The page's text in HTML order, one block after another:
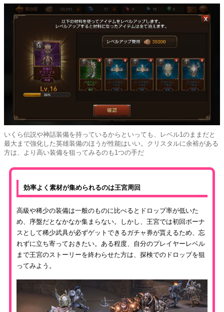
いくら伝説や神話装備を持っているからといっても、レベル1のままだと
最大まで強化した英雄装備のほうが性能はいい。クリスタルに余裕がある
方は、より高い装備を狙ってみるのも1つの手だ
効率よく素材が集められるのは王宮周回
高級や稀少の装備は一般のものに比べるとドロップ率が低いた
め、序盤だとなかなか集まらない。しかし、王宮では初回ボーナ
スとして稀少武具が必ずゲットできるガチャ券が貰えるため、忘
れずに立ち寄っておきたい。ある程度、自分のプレイヤーレベル
まで王宮のストーリーを終わらせた方は、探検でのドロップを狙
ってみよう。